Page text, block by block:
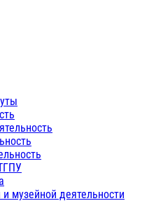
музейной деятельности